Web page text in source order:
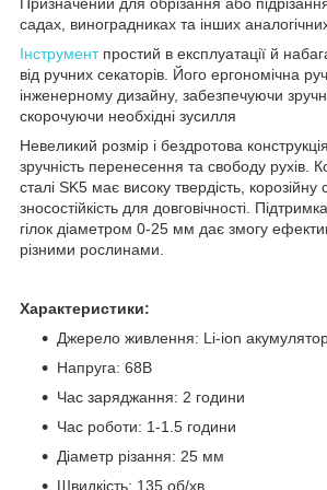
Призначений для обрізання або
садах, виноградниках та інших
Інструментпростий в експлуатації й
від ручних секаторів. Його ергономічна
інженерному дизайну, забезпечуючи
скорочуючи необхідні зусилля
Невеликий розмір і бездротова
зручність перенесення та свободу рухів.
сталі SK5 має високу твердість, корозійну
зносостійкість для довговічності.
гілок діаметром 0-25 мм дає змогу
різними рослинами.
Характеристики:
Джерело живлення: Li-ion
Напруга: 68В
Час заряджання: 2 години
Час роботи: 1-1.5 години
Діаметр різання: 25 мм
Швидкість: 135 об/хв